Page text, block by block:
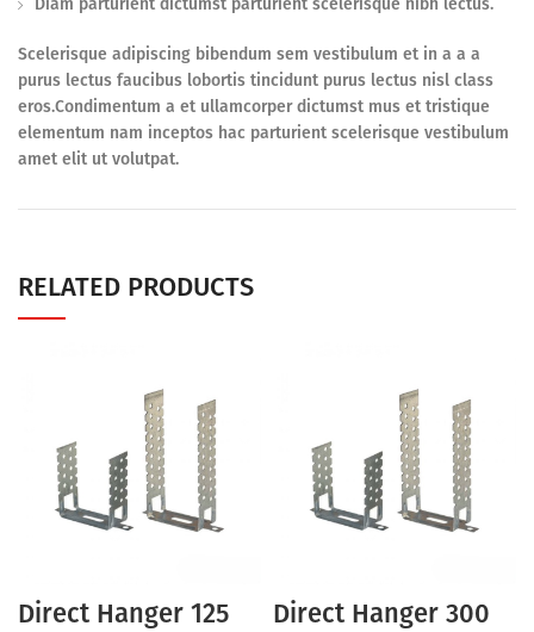
Diam parturient dictumst parturient scelerisque nibh lectus.
Scelerisque adipiscing bibendum sem vestibulum et in a a a
purus lectus faucibus lobortis tincidunt purus lectus nisl class
eros.Condimentum a et ullamcorper dictumst mus et tristique
elementum nam inceptos hac parturient scelerisque vestibulum
amet elit ut volutpat.
RELATED PRODUCTS
Direct Hanger 125
Direct Hanger 300